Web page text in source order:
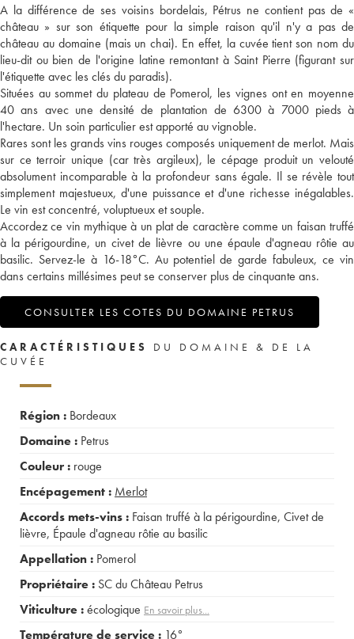
A la différence de ses voisins bordelais, Pétrus ne contient pas de «
château » sur son étiquette pour la simple raison qu'il n'y a pas de
château au domaine (mais un chai). En effet, la cuvée tient son nom du
lieu-dit ou bien de l'origine latine remontant à Saint Pierre (figurant sur
l'étiquette avec les clés du paradis).
Situées au sommet du plateau de Pomerol, les vignes ont en moyenne
40 ans avec une densité de plantation de 6300 à 7000 pieds à
l'hectare. Un soin particulier est apporté au vignoble.
Rares sont les grands vins rouges composés uniquement de merlot. Mais
sur ce terroir unique (car très argileux), le cépage produit un velouté
absolument incomparable à la profondeur sans égale. Il se révèle tout
simplement majestueux, d'une puissance et d'une richesse inégalables.
Le vin est concentré, voluptueux et souple.
Accordez ce vin mythique à un plat de caractère comme un faisan truffé
à la périgourdine, un civet de lièvre ou une épaule d'agneau rôtie au
basilic. Servez-le à 16-18°C. Au potentiel de garde fabuleux, ce vin
dans certains millésimes peut se conserver plus de cinquante ans.
CONSULTER LES COTES DU DOMAINE PETRUS
CARACTÉRISTIQUES
DU DOMAINE & DE LA
CUVÉE
Région : Bordeaux
Domaine : Petrus
Couleur : rouge
Encépagement : Merlot
Accords mets-vins : Faisan truffé à la périgourdine, Civet de
lièvre, Épaule d'agneau rôtie au basilic
Appellation : Pomerol
Propriétaire : SC du Château Petrus
Viticulture :écologique En savoir plus...
Température de service : 16°